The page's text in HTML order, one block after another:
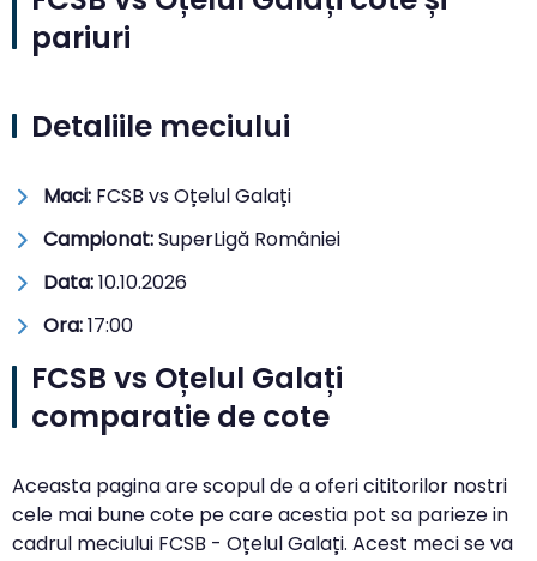
pariuri
Detaliile meciului
Maci: FCSB vs Oțelul Galați
Campionat:SuperLigă României
Data:10.10.2026
Ora:17:00
FCSB vs Oțelul Galați
comparatie de cote
Aceasta pagina are scopul de a oferi cititorilor nostri
cele mai bune cote pe care acestia pot sa parieze in
cadrul meciului FCSB - Oțelul Galați. Acest meci se va